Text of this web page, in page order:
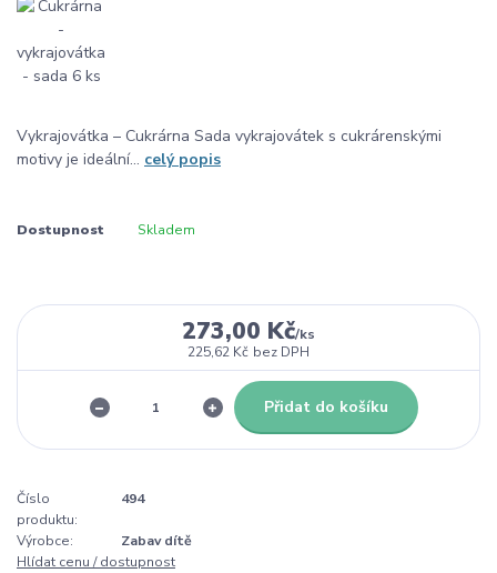
Vykrajovátka – Cukrárna Sada vykrajovátek s cukrárenskými
motivy je ideální... celý popis
Dostupnost Skladem
273,00 Kč/ks
225,62 Kč bez DPH
Přidat do košíku
Číslo
produktu:
494
Výrobce:
Zabav dítě
Hlídat cenu / dostupnost